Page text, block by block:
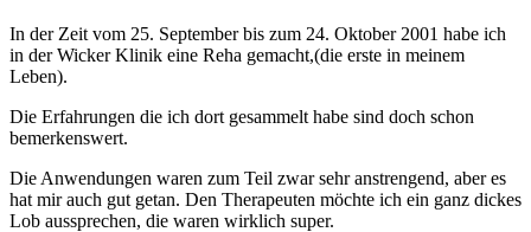
In der Zeit vom 25. September bis zum 24. Oktober 2001 habe ich
in der Wicker Klinik eine Reha gemacht,(die erste in meinem
Leben).
Die Erfahrungen die ich dort gesammelt habe sind doch schon
bemerkenswert.
Die Anwendungen waren zum Teil zwar sehr anstrengend, aber es
hat mir auch gut getan. Den Therapeuten möchte ich ein ganz dickes
Lob aussprechen, die waren wirklich super.